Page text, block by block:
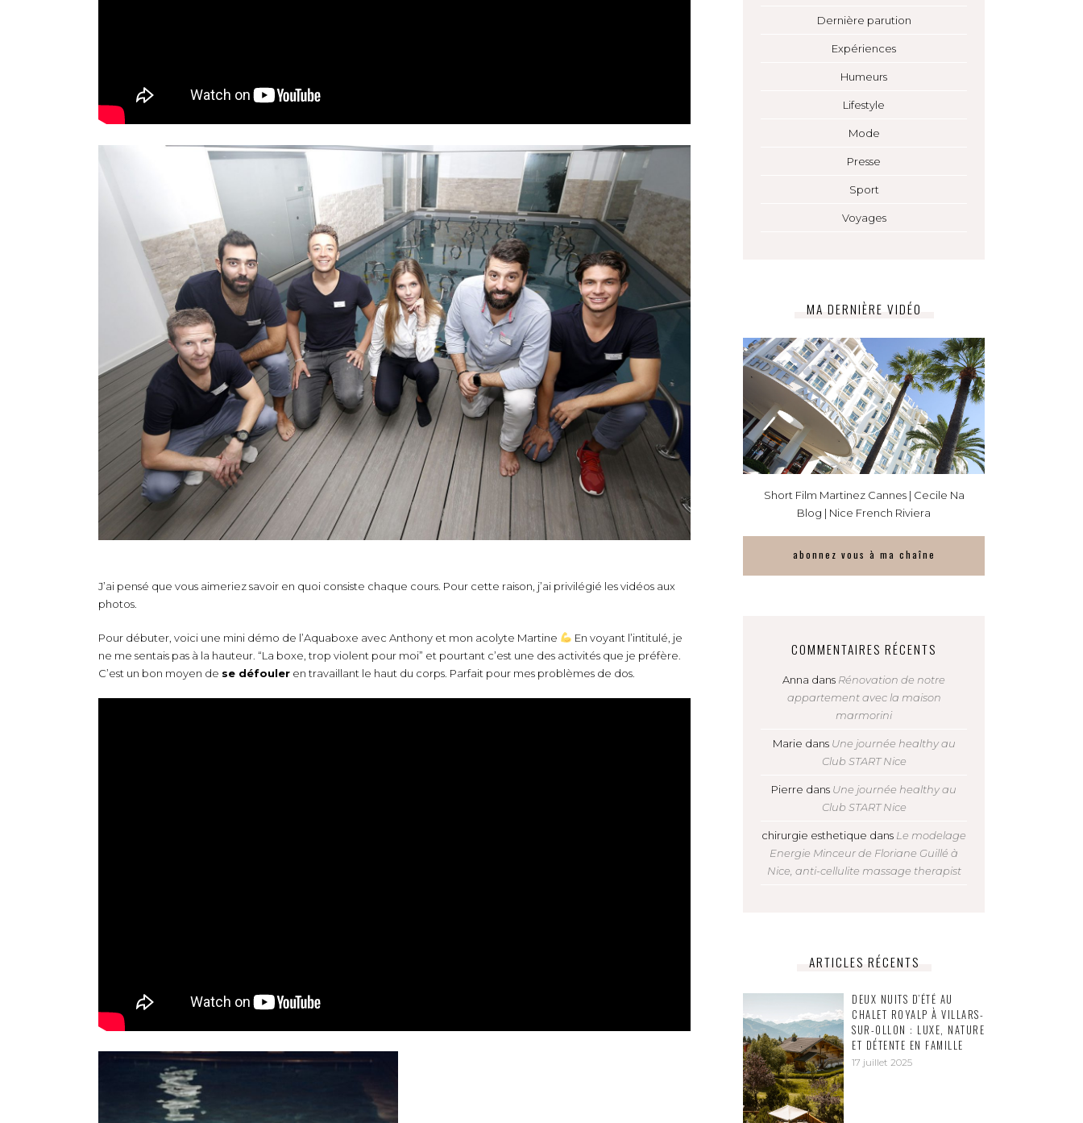
J’ai pensé que vous aimeriez savoir en quoi consiste chaque cours. Pour cette raison, j’ai privilégié les vidéos aux
photos.
Pour débuter, voici une mini démo de l’Aquaboxe avec Anthony et mon acolyte Martine
En voyant l’intitulé, je
ne me sentais pas à la hauteur. “La boxe, trop violent pour moi” et pourtant c’est une des activités que je préfère.
C’est un bon moyen de se défouler en travaillant le haut du corps. Parfait pour mes problèmes de dos.
Dernière parution
Expériences
Humeurs
Lifestyle
Mode
Presse
Sport
Voyages
MA DERNIÈRE VIDÉO
Short Film Martinez Cannes | Cecile Na
Blog | Nice French Riviera
abonnez vous à ma chaîne
COMMENTAIRES RÉCENTS
Anna dans Rénovation de notre
appartement avec la maison
marmorini
Marie dans Une journée healthy au
Club START Nice
Pierre dans Une journée healthy au
Club START Nice
chirurgie esthetique dans Le modelage
Energie Minceur de Floriane Guillé à
Nice, anti-cellulite massage therapist
ARTICLES RÉCENTS
DEUX NUITS D’ÉTÉ AU
CHALET ROYALP À VILLARS-
SUR-OLLON : LUXE, NATURE
ET DÉTENTE EN FAMILLE
17 juillet 2025